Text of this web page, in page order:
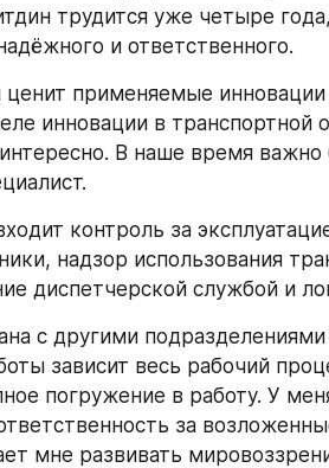
трудится уже четыре
и ответственного.
применяемые инновации
инновации в транспортной
В наше время важно
контроль за
надзор использования
диспетчерской службой и
с другими
зависит весь рабочий
погружение в работу. У
за
мне развивать